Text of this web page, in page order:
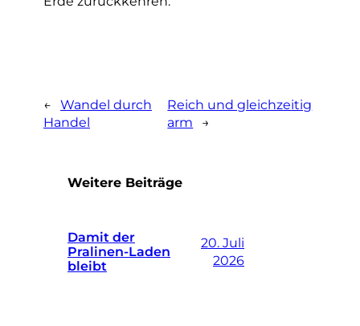
← Wandel durch
Handel
Reich und gleichzeitig
arm
→
Weitere Beiträge
Damit der
Pralinen-Laden
bleibt
20. Juli
2026